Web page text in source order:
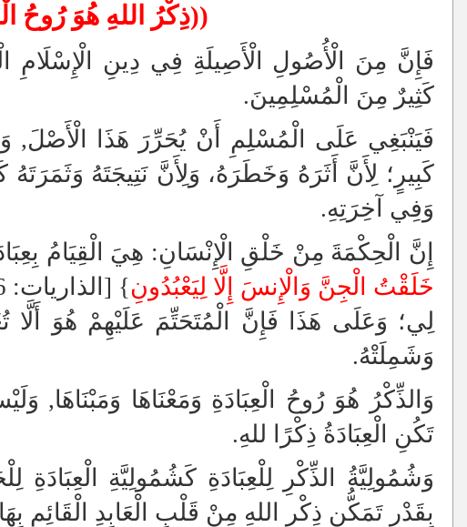
((ذِكْرُ اللهِ هُوَ رُوحُ
فَإِنَّ مِنَ الْأُصُولِ الْأَصِيلَةِ فِي دِينِ الْإِسْلَامِ
كَثِيرٌ مِنَ الْمُسْلِمِينَ.
فَيَنْبَغِي عَلَى الْمُسْلِمِ أَنْ يُحَرِّرَ هَذَا الْأَصْلَ,
كَبِيرٍ؛ لِأَنَّ أَثَرَهُ وَخَطَرَهُ، وَلِأَنَّ نَتِيجَتَهُ
وَفِي آخِرَتِهِ.
إِنَّ الْحِكْمَةَ مِنْ خَلْقِ الْإِنْسَانِ: هِيَ الْقِيَامُ
خَلَقْتُ الْجِنَّ وَالْإِنسَ إِلَّا لِيَعْبُدُونِ
لِي؛ وَعَلَى هَذَا فَإِنَّ الْمُتَحَتِّمَ عَلَيْهِمْ هُوَ أَلَّا
وَشَمِلَتْهُ.
وَالذِّكْرُ هُوَ رُوحُ الْعِبَادَةِ وَمَعْنَاهَا وَمَبْنَاهَا,
تَكُنِ الْعِبَادَةُ ذِكْرًا للهِ.
وَشُمُولِيَّةُ الذِّكْرِ لِلْعِبَادَةِ كَشُمُولِيَّةِ الْعِبَادَةِ
بِقَدْرِ تَمَكُّنِ ذِكْرِ اللهِ مِنْ قَلْبِ الْعَابِدِ الْقَائِمِ